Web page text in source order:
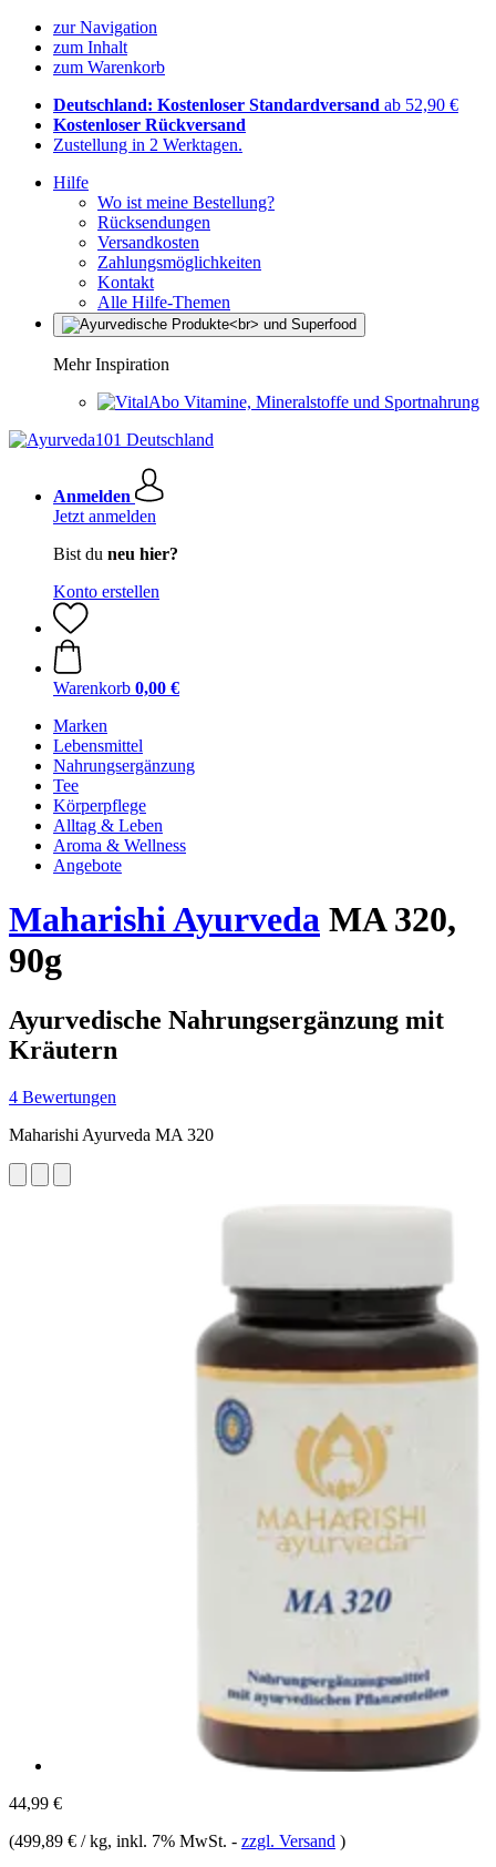
zur Navigation
zum Inhalt
zum Warenkorb
Deutschland: Kostenloser Standardversand ab 52,90 €
Kostenloser Rückversand
Zustellung in 2 Werktagen.
Hilfe
Wo ist meine Bestellung?
Rücksendungen
Versandkosten
Zahlungsmöglichkeiten
Kontakt
Alle Hilfe-Themen
Mehr Inspiration
Vitamine, Mineralstoffe und Sportnahrung
Anmelden
Jetzt anmelden
Bist du neu hier?
Konto erstellen
Warenkorb 0,00 €
Marken
Lebensmittel
Nahrungsergänzung
Tee
Körperpflege
Alltag & Leben
Aroma & Wellness
Angebote
Maharishi Ayurveda MA 320,
90g
Ayurvedische Nahrungsergänzung mit
Kräutern
4 Bewertungen
Maharishi Ayurveda MA 320
44,99 €
(499,89 € / kg, inkl. 7% MwSt. - zzgl. Versand )